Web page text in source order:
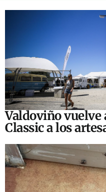
Valdoviño
Classic a los